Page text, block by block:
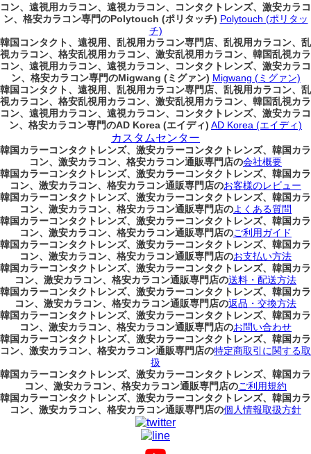
コン、遠視用カラコン、遠視カラコン、コンタクトレンズ、激安カラコ
ン、格安カラコン専門のPolytouch (ポリタッチ) Polytouch (ポリタッ
チ)
韓国コンタクト、遠視用、乱視用カラコン専門店、乱視用カラコン、乱
視カラコン、格安乱視用カラコン、激安乱視用カラコン、韓国乱視カラ
コン、遠視用カラコン、遠視カラコン、コンタクトレンズ、激安カラコ
ン、格安カラコン専門のMigwang (ミグァン) Migwang (ミグァン)
韓国コンタクト、遠視用、乱視用カラコン専門店、乱視用カラコン、乱
視カラコン、格安乱視用カラコン、激安乱視用カラコン、韓国乱視カラ
コン、遠視用カラコン、遠視カラコン、コンタクトレンズ、激安カラコ
ン、格安カラコン専門のAD Korea (エイディ) AD Korea (エイディ)
カスタムセンター
韓国カラーコンタクトレンズ、激安カラーコンタクトレンズ、韓国カラ
コン、激安カラコン、格安カラコン通販専門店の会社概要
韓国カラーコンタクトレンズ、激安カラーコンタクトレンズ、韓国カラ
コン、激安カラコン、格安カラコン通販専門店のお客様のレビュー
韓国カラーコンタクトレンズ、激安カラーコンタクトレンズ、韓国カラ
コン、激安カラコン、格安カラコン通販専門店のよくある質問
韓国カラーコンタクトレンズ、激安カラーコンタクトレンズ、韓国カラ
コン、激安カラコン、格安カラコン通販専門店のご利用ガイド
韓国カラーコンタクトレンズ、激安カラーコンタクトレンズ、韓国カラ
コン、激安カラコン、格安カラコン通販専門店のお支払い方法
韓国カラーコンタクトレンズ、激安カラーコンタクトレンズ、韓国カラ
コン、激安カラコン、格安カラコン通販専門店の送料・配送方法
韓国カラーコンタクトレンズ、激安カラーコンタクトレンズ、韓国カラ
コン、激安カラコン、格安カラコン通販専門店の返品・交換方法
韓国カラーコンタクトレンズ、激安カラーコンタクトレンズ、韓国カラ
コン、激安カラコン、格安カラコン通販専門店のお問い合わせ
韓国カラーコンタクトレンズ、激安カラーコンタクトレンズ、韓国カラ
コン、激安カラコン、格安カラコン通販専門店の特定商取引に関する取
扱
韓国カラーコンタクトレンズ、激安カラーコンタクトレンズ、韓国カラ
コン、激安カラコン、格安カラコン通販専門店のご利用規約
韓国カラーコンタクトレンズ、激安カラーコンタクトレンズ、韓国カラ
コン、激安カラコン、格安カラコン通販専門店の個人情報取扱方針